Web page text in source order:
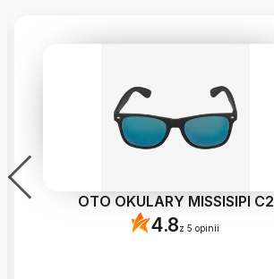
OTO OKULARY MISSISIPI C2
4.8z 5 opinii